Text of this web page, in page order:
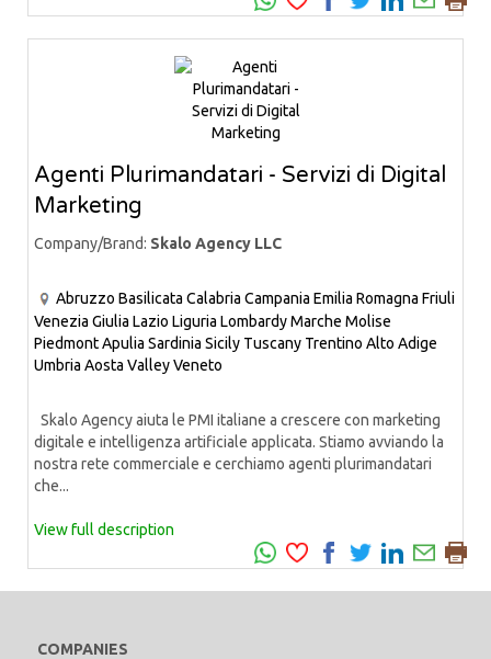
Agenti Plurimandatari - Servizi di Digital
Marketing
Company/Brand: Skalo Agency LLC
Abruzzo Basilicata Calabria Campania Emilia Romagna Friuli
Venezia Giulia Lazio Liguria LombardyMarche Molise
PiedmontApulia Sardinia Sicily Tuscany Trentino Alto Adige
Umbria Aosta ValleyVeneto
Skalo Agency aiuta le PMI italiane a crescere con marketing
digitale e intelligenza artificiale applicata. Stiamo avviando la
nostra rete commerciale e cerchiamo agenti plurimandatari
che...
View full description
COMPANIES